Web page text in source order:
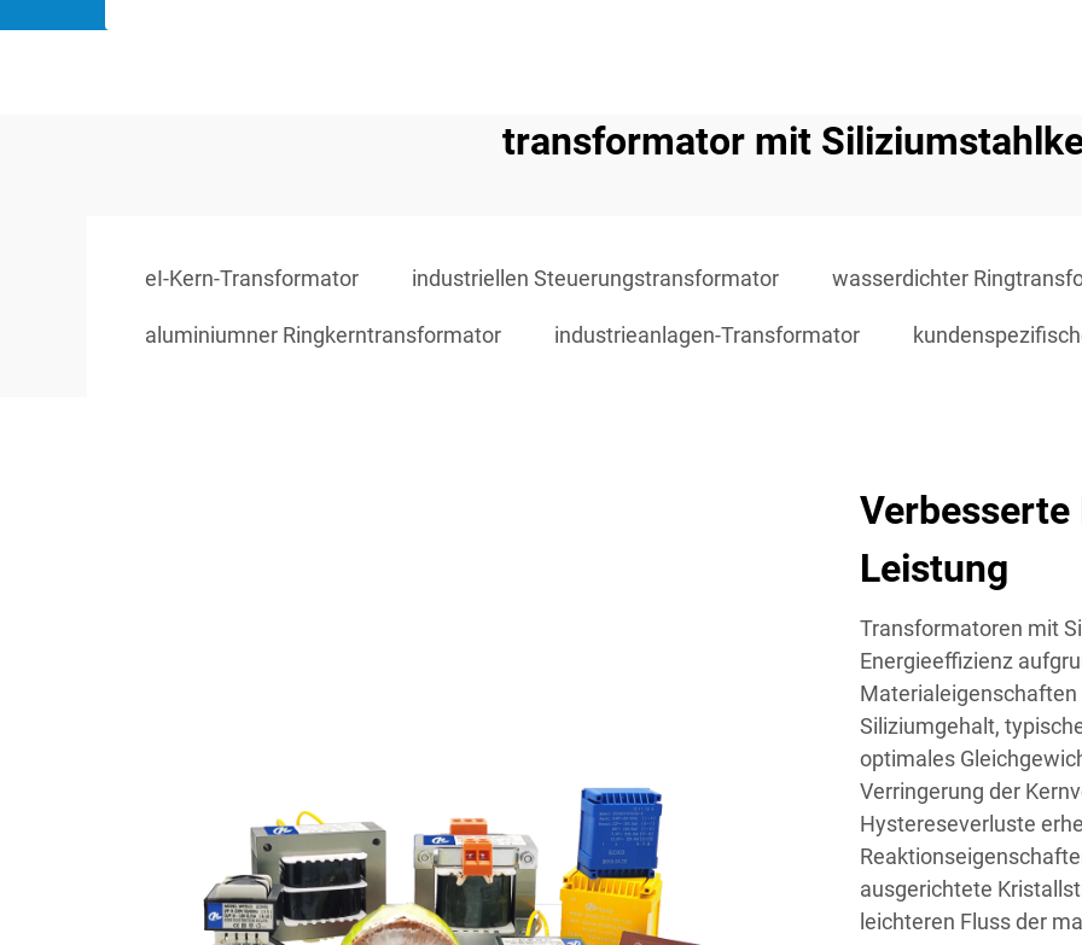
transformator mit
eI-Kern-Transformator industriellen Steuerungstransformator wasserdichter
aluminiumner Ringkerntransformator industrieanlagen-Transformator
Leistung
Transformatoren mit
Energieeffizienz
Siliziumgehalt,
optimales
Verringerung der
Hystereseverluste
ausgerichtete
leichteren Fluss der